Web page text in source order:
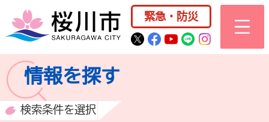
桜川市公式ホー
緊急・防災
桜川市公式Twitter
桜川市公式
桜川市公式
桜川市公式
情報を探す
検索条件を選択